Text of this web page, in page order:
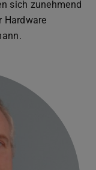
sich zunehmend
Hardware